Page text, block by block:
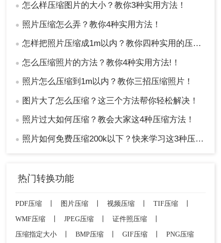
● 怎么样压缩图片的大小？教你3种实用方法！
● 照片压缩怎么弄？教你4种实用方法！
● 怎样把照片压缩成1m以内？教你四种实用的压缩方法！
● 怎么压缩照片的方法？教你4种实用方法!！
● 照片怎么压缩到1m以内？教你三招压缩照片！
● 图片大了怎么压缩？这三个方法帮你轻松解决！
● 照片过大如何压缩？教会大家这4种压缩方法！
● 照片如何免费压缩200k以下？快来学习这3种压缩方法！
热门转换功能
PDF压缩 图片压缩 视频压缩 TIF压缩
WMF压缩
JPEG压缩 证件照压缩
压缩指定大小
BMP压缩 GIF压缩 PNG压缩